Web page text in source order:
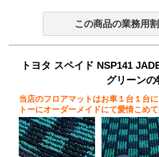
この商品の業務用
トヨタ スペイド NSP141
グリーンの
当店のフロアマットはお車１台１台
トーにオーダーメイドにて愛情こめ